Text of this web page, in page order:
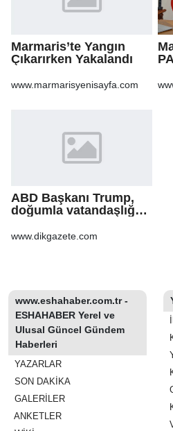
Marmaris’te Yangın
Çıkarırken Yakalandı
www.marmarisyenisayfa.com
ABD Başkanı Trump,
doğumla vatandaşlığa
genişleten
www.dikgazete.com
www.eshahaber.com.tr -
ESHAHABER Yerel ve
Ulusal Güncel Gündem
Haberleri
YAZARLAR
SON DAKİKA
GALERİLER
ANKETLER